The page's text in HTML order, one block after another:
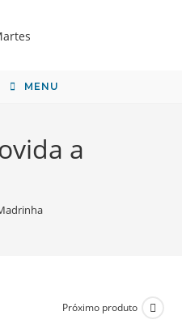
MENU
a
Próximo produto